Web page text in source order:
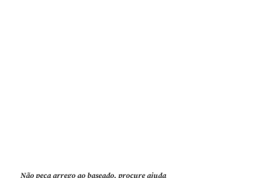
Não peça arrego ao baseado, procure ajuda